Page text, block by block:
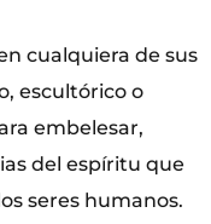
cualquiera de sus
escultórico o
embelesar,
del espíritu que
seres humanos.